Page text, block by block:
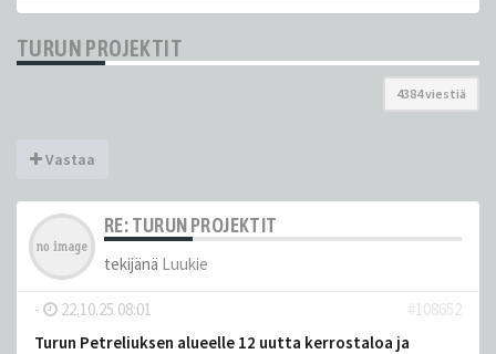
TURUN PROJEKTIT
4384 viestiä
Vastaa
RE: TURUN PROJEKTIT
tekijänä Luukie
- 22.10.25 08:01
#108652
Turun Petreliuksen alueelle 12 uutta kerrostaloa ja